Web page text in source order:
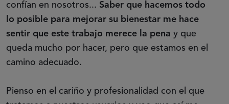
confían en nosotros... Saber que hacemos todo
lo posible para mejorar su bienestar me hace
sentir que este trabajo merece la pena y que
queda mucho por hacer, pero que estamos en el
camino adecuado.
Pienso en el cariño y profesionalidad con el que